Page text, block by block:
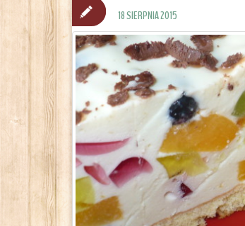
18 SIERPNIA 2015